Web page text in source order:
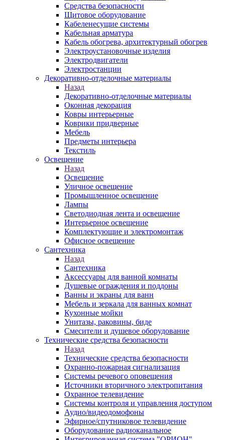
Средства безопасности
Щитовое оборудование
Кабеленесущие системы
Кабельная арматура
Кабель обогрева, архитектурный обогрев
Электроустановочные изделия
Электродвигатели
Электростанции
Декоративно-отделочные материалы
Назад
Декоративно-отделочные материалы
Оконная декорация
Ковры интерьерные
Коврики придверные
Мебель
Предметы интерьера
Текстиль
Освещение
Назад
Освещение
Уличное освещение
Промышленное освещение
Лампы
Светодиодная лента и освещение
Интерьерное освещение
Комплектующие и электромонтаж
Офисное освещение
Сантехника
Назад
Сантехника
Аксессуары для ванной комнаты
Душевые ограждения и поддоны
Ванны и экраны для ванн
Мебель и зеркала для ванных комнат
Кухонные мойки
Унитазы, раковины, биде
Смесители и душевое оборудование
Технические средства безопасности
Назад
Технические средства безопасности
Охранно-пожарная сигнализация
Системы речевого оповещения
Источники вторичного электропитания
Охранное телевидение
Системы контроля и управления доступом
Аудио/видеодомофоны
Эфирное/спутниковое телевидение
Оборудование радиоканальное